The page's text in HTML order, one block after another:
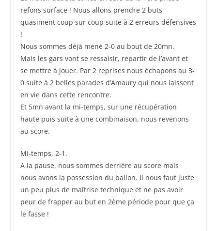
refons surface ! Nous allons prendre 2 buts
quasiment coup sur coup suite à 2 erreurs défensives
!
Nous sommes déjà mené 2-0 au bout de 20mn.
Mais les gars vont se ressaisir, repartir de l’avant et
se mettre à jouer. Par 2 reprises nous échapons au 3-
0 suite à 2 belles parades d’Amaury qui nous laissent
en vie dans cette rencontre.
Et 5mn avant la mi-temps, sur une récupération
haute puis suite à une combinaison, nous revenons
au score.
Mi-temps, 2-1.
A la pause, nous sommes derrière au score mais
nous avons la possession du ballon. Il nous faut juste
un peu plus de maîtrise technique et ne pas avoir
peur de frapper au but en 2ème période pour que ça
le fasse !